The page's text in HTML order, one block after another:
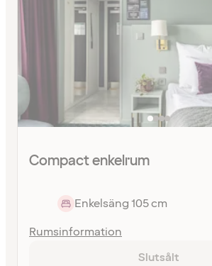
Compact enkelrum
Enkelsäng 105 cm
Rumsinformation
Slutsålt